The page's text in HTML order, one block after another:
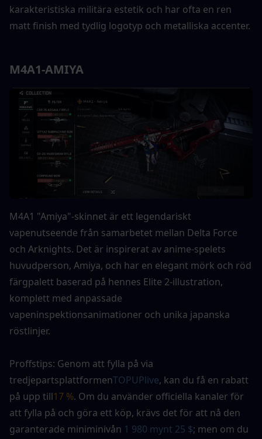
karakteristiska militära estetik och har ofta en ren
matt finish med tydlig logotyp och metalliska accenter.
M4A1-AMIYA
M4A1 "Amiya"-skinnet är ett legendariskt
vapenutseende från samarbetet mellan Delta Force
och Arknights. Det är inspirerat av anime-spelets
huvudperson, Amiya, och har en elegant mörk och röd
färgpalett baserad på hennes Elite 2-illustration,
komplett med anpassade
vapeninspektionsanimationer och unika japanska
röstlinjer.
Proffstips: Genom att fylla på via
tredjepartsplattformenTOPUPlive, kan du få en rabatt
på upp till17 %. Om du använder officiella kanaler för
att fylla på och göra ett köp, krävs det för att nå den
garanterade miniminivån 1 980 mynt 25 $; men om du